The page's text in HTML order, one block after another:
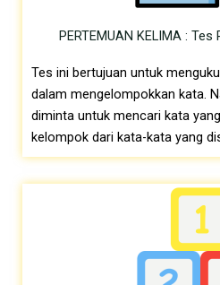
PERTEMUAN KELIMA :
Tes ini bertujuan untuk
dalam mengelompokkan kata.
diminta untuk mencari kata
kelompok dari kata-kata yang